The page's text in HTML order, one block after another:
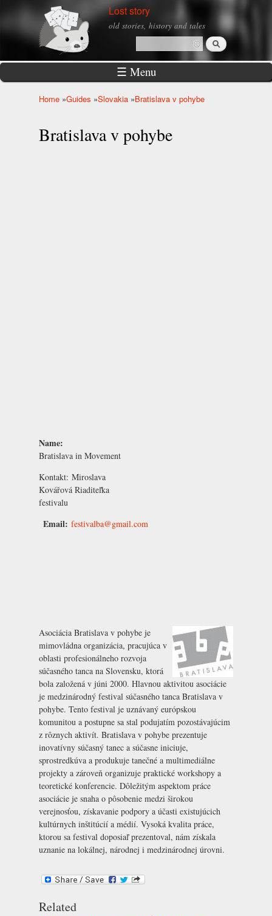
Skip to
main
Lost story
old stories, history and tales
Search form
Search
☰ Menu
Home »Guides »Slovakia »Bratislava v pohybe
Bratislava v pohybe
Name:
Bratislava in Movement
Kontakt: Miroslava
Kovářová Riaditeľka
festivalu
Email: festivalba@gmail.com
Asociácia Bratislava v pohybe je
mimovládna organizácia, pracujúca v
oblasti profesionálneho rozvoja
súčasného tanca na Slovensku, ktorá
bola založená v júni 2000. Hlavnou aktivitou asociácie
je medzinárodný festival súčasného tanca Bratislava v
pohybe. Tento festival je uznávaný európskou
komunitou a postupne sa stal podujatím pozostávajúcim
z rôznych aktivít. Bratislava v pohybe prezentuje
inovatívny súčasný tanec a súčasne iniciuje,
sprostredkúva a produkuje tanečné a multimediálne
projekty a zároveň organizuje praktické workshopy a
teoretické konferencie. Dôležitým aspektom práce
asociácie je snaha o pôsobenie medzi širokou
verejnosťou, získavanie podpory a účasti existujúcich
kultúrnych inštitúcií a médií. Vysoká kvalita práce,
ktorou sa festival doposiaľ prezentoval, nám získala
uznanie na lokálnej, národnej i medzinárodnej úrovni.
Related